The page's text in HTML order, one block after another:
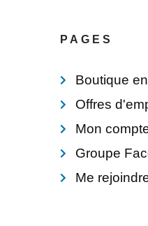
PAGES
Boutique
Offres
Mon
Groupe
Me